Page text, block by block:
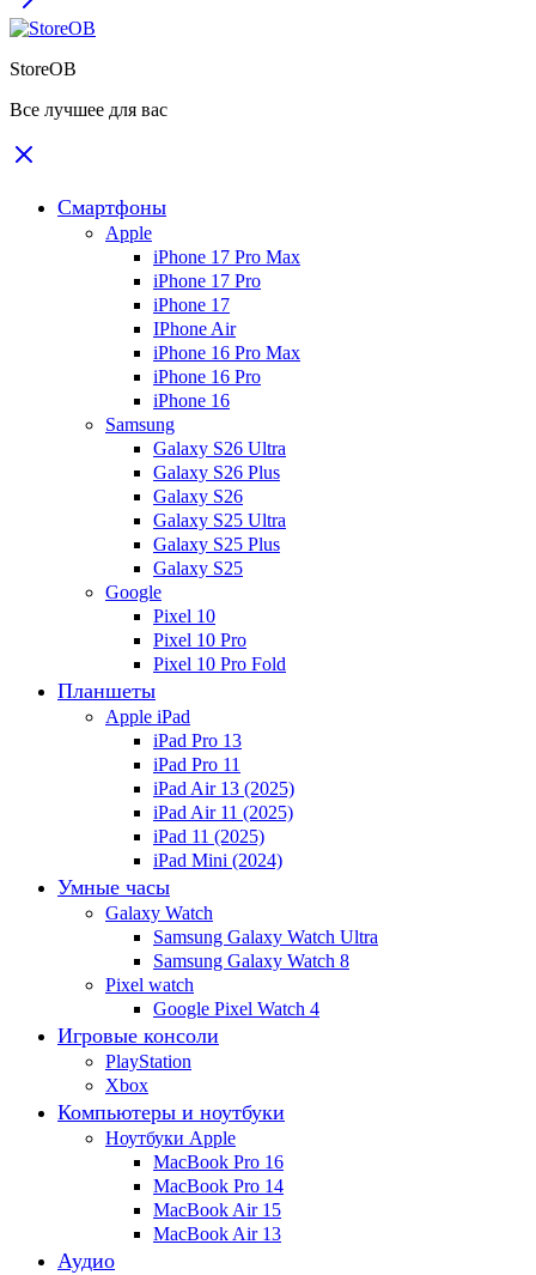
StoreOB
Все лучшее для вас
Смартфоны
Apple
iPhone 17 Pro Max
iPhone 17 Pro
iPhone 17
IPhone Air
iPhone 16 Pro Max
iPhone 16 Pro
iPhone 16
Samsung
Galaxy S26 Ultra
Galaxy S26 Plus
Galaxy S26
Galaxy S25 Ultra
Galaxy S25 Plus
Galaxy S25
Google
Pixel 10
Pixel 10 Pro
Pixel 10 Pro Fold
Планшеты
Apple iPad
iPad Pro 13
iPad Pro 11
iPad Air 13 (2025)
iPad Air 11 (2025)
iPad 11 (2025)
iPad Mini (2024)
Умные часы
Galaxy Watch
Samsung Galaxy Watch Ultra
Samsung Galaxy Watch 8
Pixel watch
Google Pixel Watch 4
Игровые консоли
PlayStation
Xbox
Компьютеры и ноутбуки
Ноутбуки Apple
MacBook Pro 16
MacBook Pro 14
MacBook Air 15
MacBook Air 13
Аудио